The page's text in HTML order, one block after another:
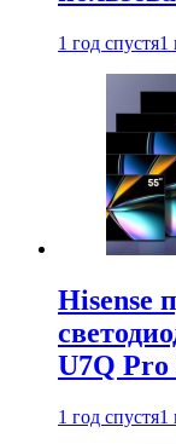
1 год спустя1
Hisense
U7Q
1 год спустя1